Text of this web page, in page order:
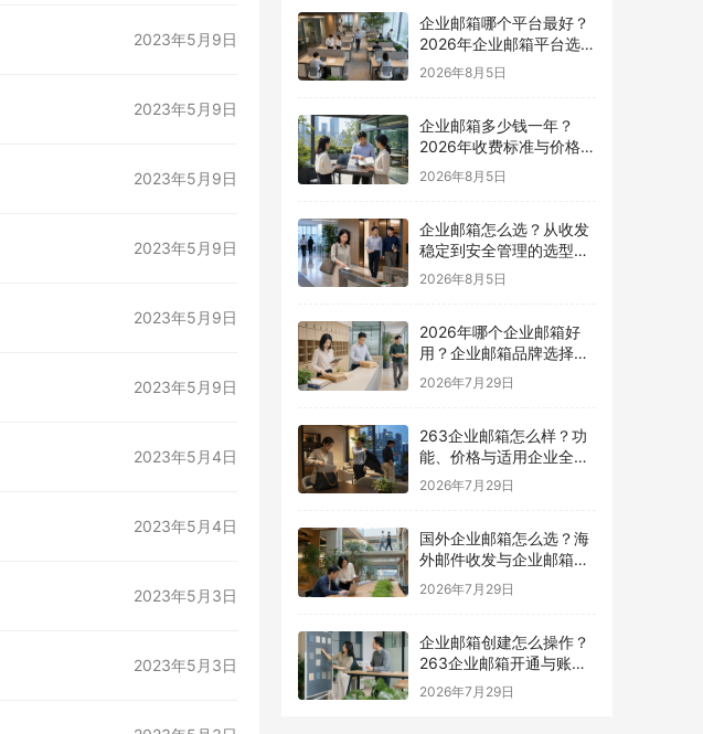
2023年5月9日
2023年5月9日
2023年5月9日
2023年5月9日
2023年5月9日
2023年5月9日
2023年5月4日
2023年5月4日
2023年5月3日
2023年5月3日
企业邮箱哪个平台最好？
2026年企业邮箱平台选择
指南
2026年8月5日
企业邮箱多少钱一年？
2026年收费标准与价格计
算指南
2026年8月5日
企业邮箱怎么选？从收发
稳定到安全管理的选型指
南
2026年8月5日
2026年哪个企业邮箱好
用？企业邮箱品牌选择指
南
2026年7月29日
263企业邮箱怎么样？功
能、价格与适用企业全面
解析
2026年7月29日
国外企业邮箱怎么选？海
外邮件收发与企业邮箱选
择指南
2026年7月29日
企业邮箱创建怎么操作？
263企业邮箱开通与账号
设置指南
2026年7月29日